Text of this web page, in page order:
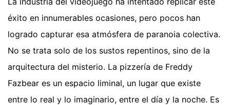
éxito en innumerables ocasiones, pero pocos han
logrado capturar esa atmósfera de paranoia colectiva.
No se trata solo de los sustos repentinos, sino de la
arquitectura del misterio. La pizzería de Freddy
Fazbear es un espacio liminal, un lugar que existe
entre lo real y lo imaginario, entre el día y la noche. Es